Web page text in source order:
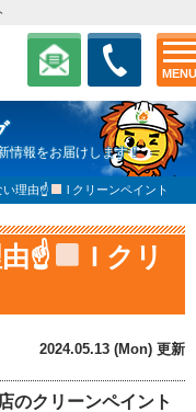
MENU
情報をお届けします！
い理由☝ l クリーンペイント
☝
l クリ
2024.05.13 (Mon) 更新
のクリーンペイント